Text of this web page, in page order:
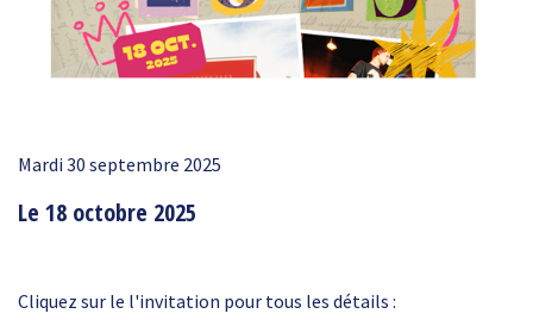
Mardi 30 septembre 2025
Le 18 octobre 2025
Cliquez sur le l'invitation pour tous les détails :